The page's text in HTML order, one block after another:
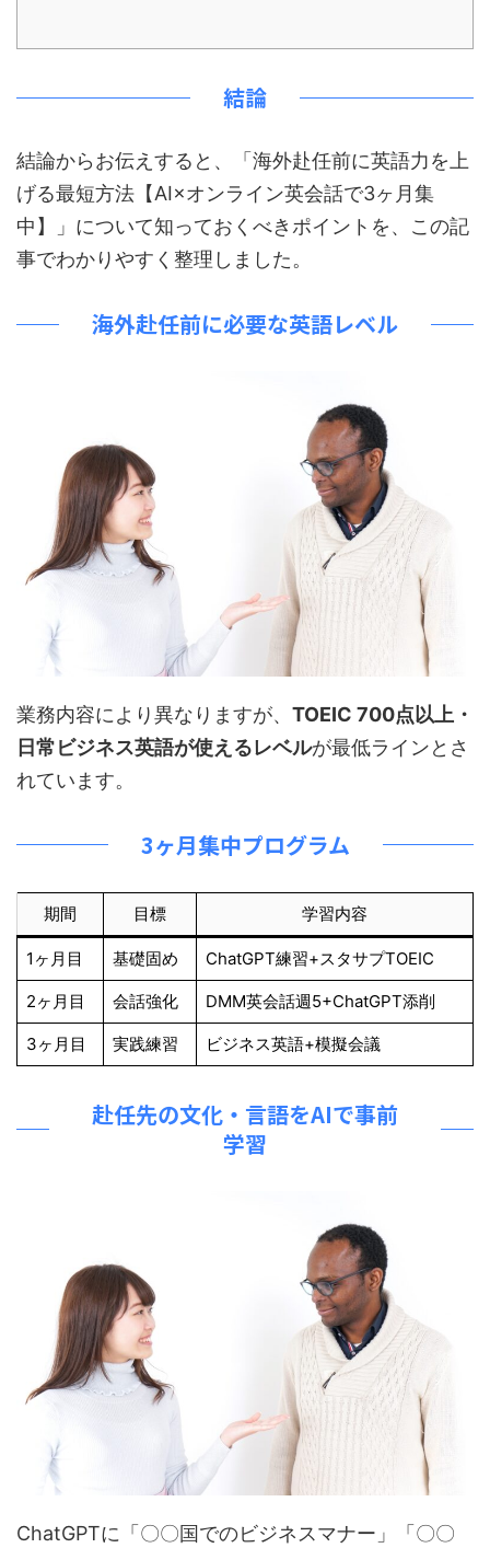
結論
結論からお伝えすると、「海外赴任前に英語力を上
げる最短方法【AI×オンライン英会話で3ヶ月集
中】」について知っておくべきポイントを、この記
事でわかりやすく整理しました。
海外赴任前に必要な英語レベル
業務内容により異なりますが、 TOEIC 700点以上・
日常ビジネス英語が使えるレベルが最低ラインとさ
れています。
3ヶ月集中プログラム
期間 目標 学習内容
1ヶ月目 基礎固め ChatGPT練習+スタサプTOEIC
2ヶ月目 会話強化 DMM英会話週5+ChatGPT添削
3ヶ月目 実践練習 ビジネス英語+模擬会議
赴任先の文化・言語をAIで事前
学習
ChatGPTに「〇〇国でのビジネスマナー」「〇〇